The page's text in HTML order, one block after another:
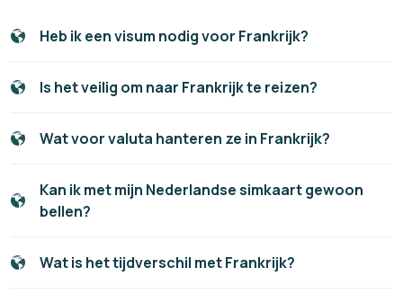
Heb ik een visum nodig voor Frankrijk?
Is het veilig om naar Frankrijk te reizen?
Wat voor valuta hanteren ze in Frankrijk?
Kan ik met mijn Nederlandse simkaart gewoon
bellen?
Wat is het tijdverschil met Frankrijk?